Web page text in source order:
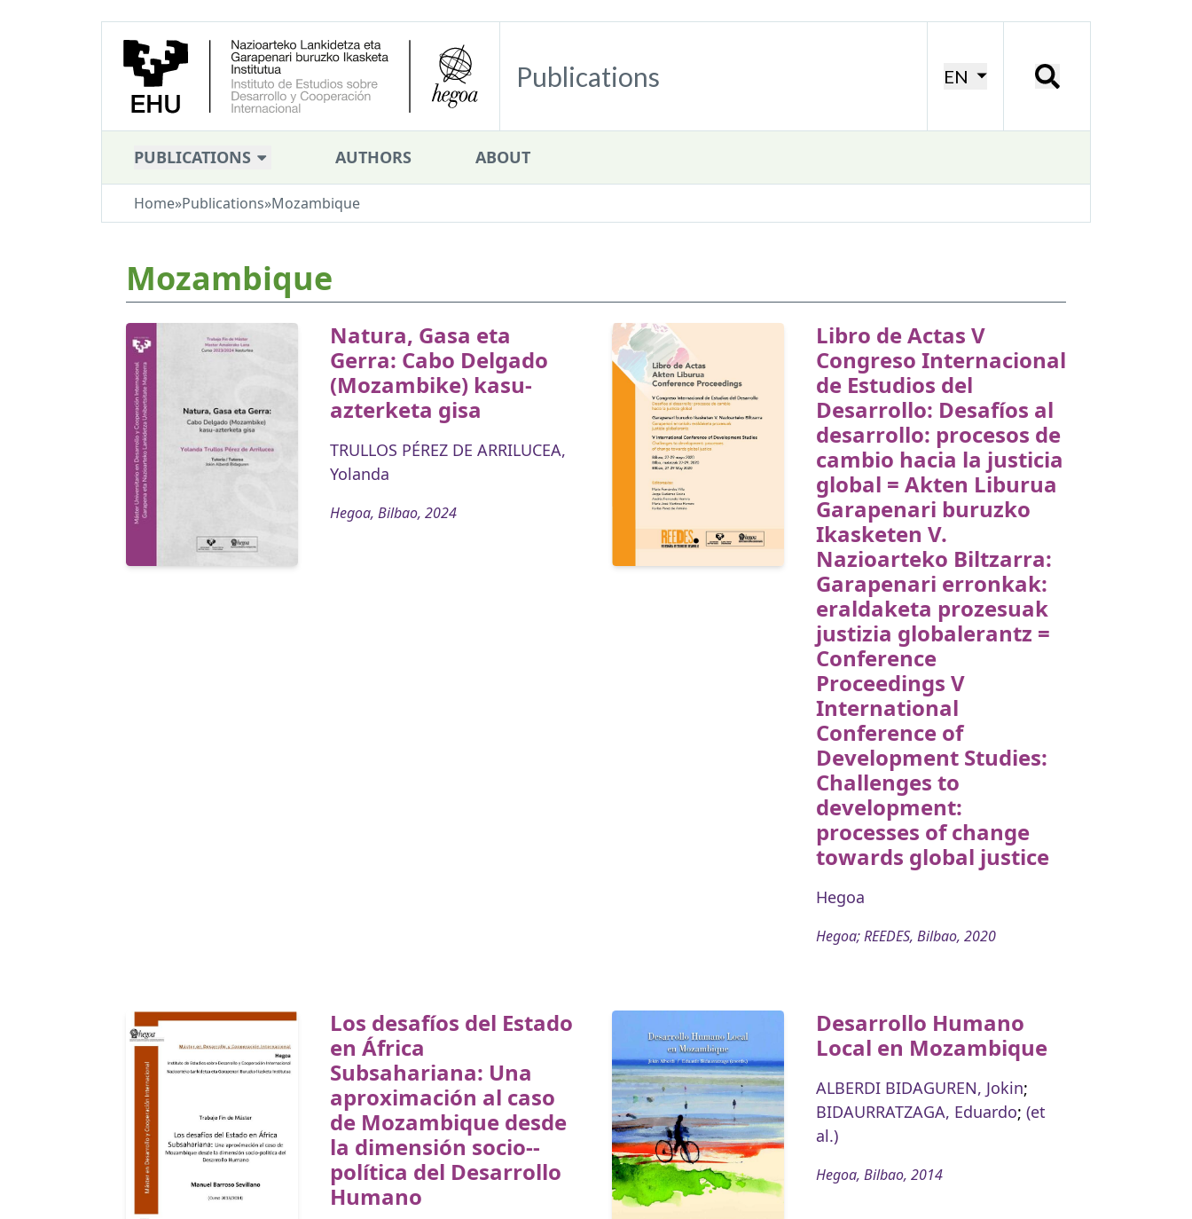
Publications EN
PUBLICATIONS AUTHORS ABOUT
Home»Publications»Mozambique
Mozambique
Natura, Gasa eta
Gerra: Cabo Delgado
(Mozambike) kasu-
azterketa gisa
TRULLOS PÉREZ DE ARRILUCEA,
Yolanda
Hegoa, Bilbao, 2024
Libro de Actas V
Congreso Internacional
de Estudios del
Desarrollo: Desafíos al
desarrollo: procesos de
cambio hacia la justicia
global = Akten Liburua
Garapenari buruzko
Ikasketen V.
Nazioarteko Biltzarra:
Garapenari erronkak:
eraldaketa prozesuak
justizia globalerantz =
Conference
Proceedings V
International
Conference of
Development Studies:
Challenges to
development:
processes of change
towards global justice
Hegoa
Hegoa; REEDES, Bilbao, 2020
Los desafíos del Estado
en África
Subsahariana: Una
aproximación al caso
de Mozambique desde
la dimensión socio-­
política del Desarrollo
Humano
Desarrollo Humano
Local en Mozambique
ALBERDI BIDAGUREN, Jokin;
BIDAURRATZAGA, Eduardo; (et
al.)
Hegoa, Bilbao, 2014